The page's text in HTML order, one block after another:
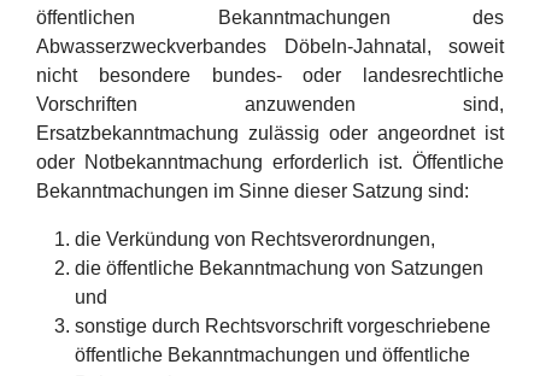
öffentlichen Bekanntmachungen des
Abwasserzweckverbandes Döbeln-Jahnatal, soweit
nicht besondere bundes- oder landesrechtliche
Vorschriften anzuwenden sind,
Ersatzbekanntmachung zulässig oder angeordnet ist
oder Notbekanntmachung erforderlich ist. Öffentliche
Bekanntmachungen im Sinne dieser Satzung sind:
die Verkündung von Rechtsverordnungen,
die öffentliche Bekanntmachung von Satzungen
und
sonstige durch Rechtsvorschrift vorgeschriebene
öffentliche Bekanntmachungen und öffentliche